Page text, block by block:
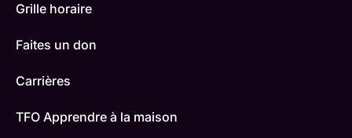
Grille horaire
Faites un don
Carrières
TFO Apprendre à la maison